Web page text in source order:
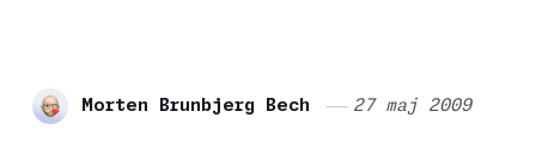
Morten Brunbjerg Bech 27 maj 2009